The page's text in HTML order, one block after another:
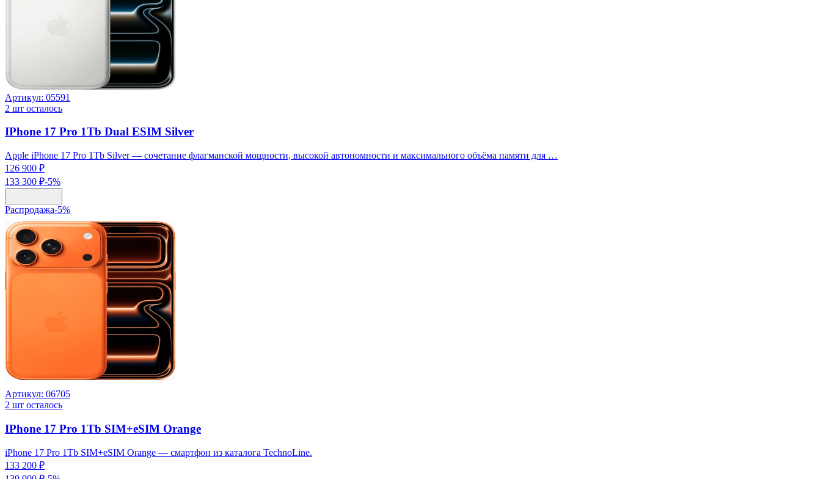
Артикул: 05591
2 шт осталось
IPhone 17 Pro 1Tb Dual ESIM Silver
Apple iPhone 17 Pro 1Tb Silver — сочетание флагманской мощности, высокой автономности и максимального объёма памяти для …
126 900 ₽
133 300 ₽-5%
Распродажа-5%
Артикул: 06705
2 шт осталось
IPhone 17 Pro 1Tb SIM+eSIM Orange
iPhone 17 Pro 1Tb SIM+eSIM Orange — смартфон из каталога TechnoLine.
133 200 ₽